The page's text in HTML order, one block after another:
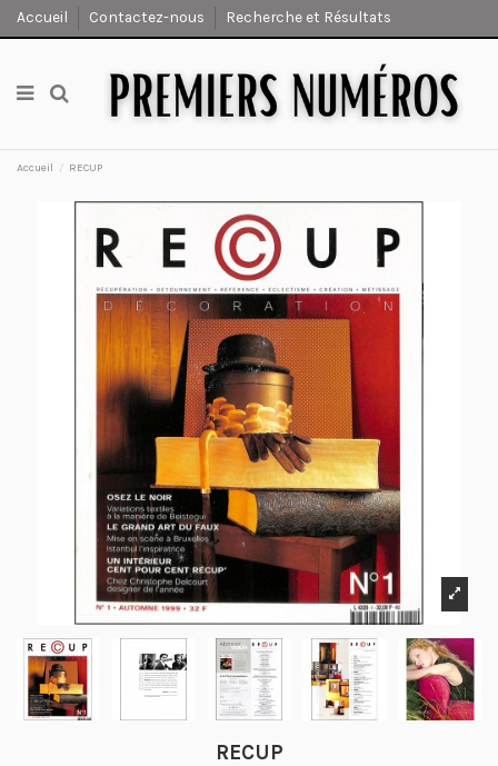
Accueil Contactez-nous Recherche et Résultats
Accueil RECUP
RECUP